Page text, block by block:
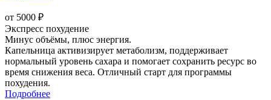
от 5000 ₽
Экспресс похудение
Минус объёмы, плюс энергия.
Капельница активизирует метаболизм, поддерживает
нормальный уровень сахара и помогает сохранить ресурс во
время снижения веса. Отличный старт для программы
похудения.
Подробнее